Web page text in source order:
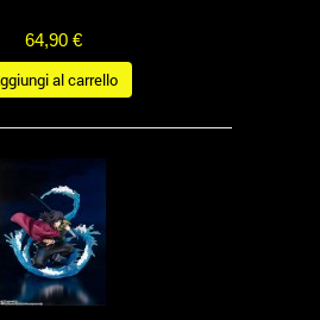
64,90 €
al carrello